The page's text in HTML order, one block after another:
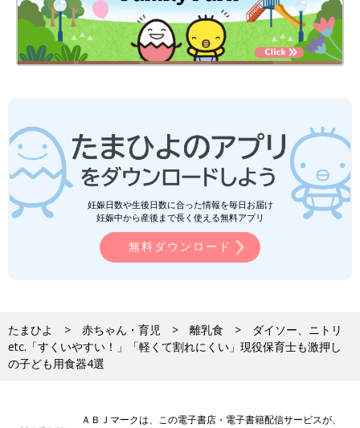
妊娠日数や生後日数に合った情報を毎日お届け
妊娠中から産後まで長く使える無料アプリ
無料ダウンロード
たまひよ 赤ちゃん・育児 離乳食
ダイソー、ニトリ
etc.「すくいやすい！」「軽くて割れにくい」現役保育士も激押し
の子ども用食器4選
ＡＢＪマークは、この電子書店・電子書籍配信サービスが、